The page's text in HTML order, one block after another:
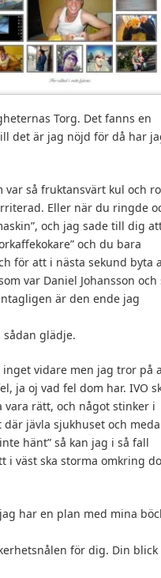
Torg. Det fanns en
det är jag nöjd för då har
så fruktansvärt kul och
Eller när du ringde
och jag sade till dig
och du bara
för att i nästa sekund byta
var Daniel Johansson och
är den ende jag
glädje.
inget vidare men jag tror på
ja oj vad fel dom har. IVO
rätt, och något stinker i
jävla sjukhuset och
hänt” så kan jag i så fall
i väst ska storma omkring
har en plan med mina
för dig. Din